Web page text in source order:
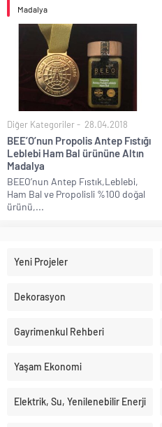
Madalya
Diğer Kategoriler 28.04.2018
BEE’O’nun Propolis Antep Fıstığı
Leblebi Ham Bal ürününe Altın
Madalya
BEEO’nun Antep Fıstık,Leblebi,
Ham Bal ve Propolisli %100 doğal
ürünü,...
Yeni Projeler
Dekorasyon
Gayrimenkul Rehberi
Yaşam Ekonomi
Elektrik, Su, Yenilenebilir Enerji